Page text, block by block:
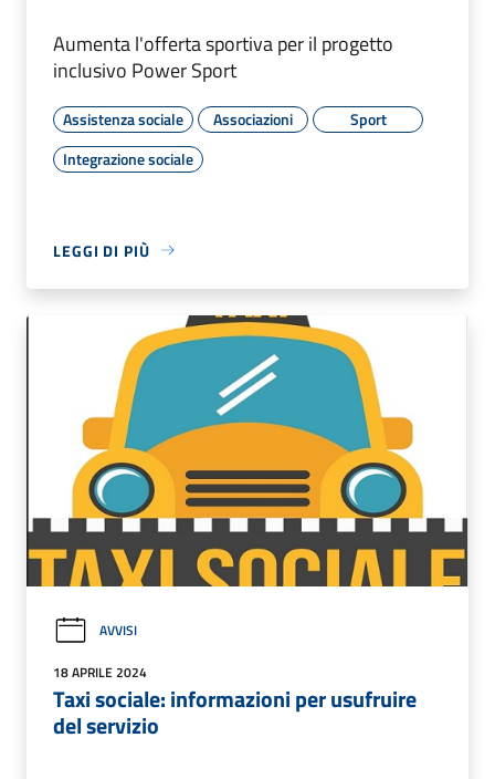
Aumenta l'offerta sportiva per il progetto
inclusivo Power Sport
Assistenza sociale Associazioni
Sport
Integrazione sociale
LEGGI DI PIÙ
AVVISI
18 APRILE 2024
Taxi sociale: informazioni per usufruire
del servizio